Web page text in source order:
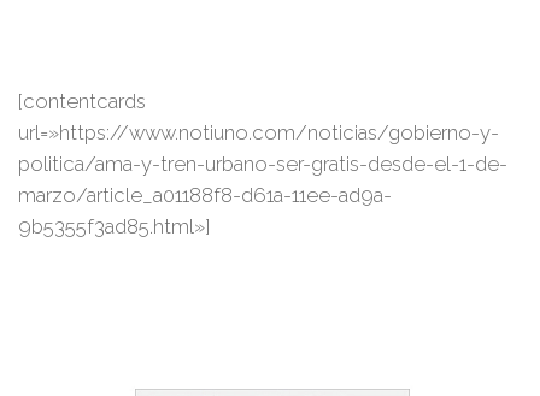
[contentcards
url=»https://www.notiuno.com/noticias/gobierno-y-
politica/ama-y-tren-urbano-ser-gratis-desde-el-1-de-
marzo/article_a01188f8-d61a-11ee-ad9a-
9b5355f3ad85.html»]